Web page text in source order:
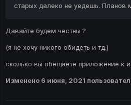
старых далеко не уедешь. Планов
Давайте будем честны ?
(я не хочу никого обидеть и тд.)
сколько вы обещаете приложение к
Изменено 6 июня, 2021